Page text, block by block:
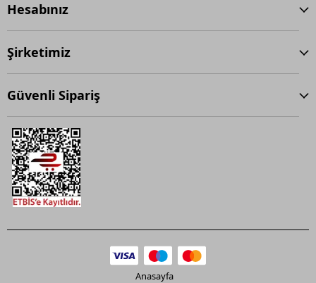
Hesabınız
Şirketimiz
Güvenli Sipariş
Anasayfa